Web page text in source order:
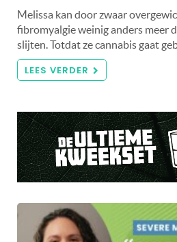
Melissa kan door zwaar
fibromyalgie weinig anders meer
slijten. Totdat ze cannabis gaat
LEES VERDER